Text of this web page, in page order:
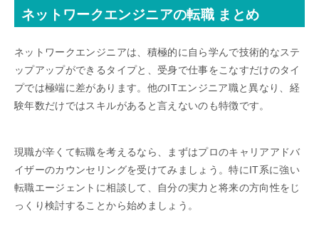
ネットワークエンジニアの転職 まとめ
ネットワークエンジニアは、積極的に自ら学んで技術的なステ
ップアップができるタイプと、受身で仕事をこなすだけのタイ
プでは極端に差があります。他のITエンジニア職と異なり、経
験年数だけではスキルがあると言えないのも特徴です。
現職が辛くて転職を考えるなら、まずはプロのキャリアアドバ
イザーのカウンセリングを受けてみましょう。特にIT系に強い
転職エージェントに相談して、自分の実力と将来の方向性をじ
っくり検討することから始めましょう。